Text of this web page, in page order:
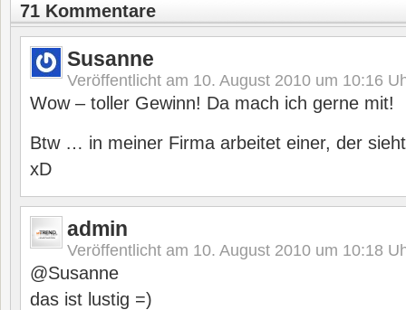
71 Kommentare
Susanne
Veröffentlicht am 10. August 2010 um 10:16
Wow – toller Gewinn! Da mach ich gerne mit!
Btw … in meiner Firma arbeitet einer, der
xD
admin
Veröffentlicht am 10. August 2010 um 10:18
@Susanne
das ist lustig =)